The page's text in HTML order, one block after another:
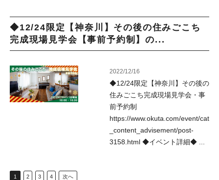
◆12/24限定【神奈川】その後の住みごこち
完成現場見学会【事前予約制】の...
2022/12/16
◆12/24限定【神奈川】その後の
住みごこち完成現場見学会・事
前予約制
https://www.okuta.com/event/cat
_content_advisement/post-
3158.html ◆イベント詳細◆ ...
1 2 3 4 次へ